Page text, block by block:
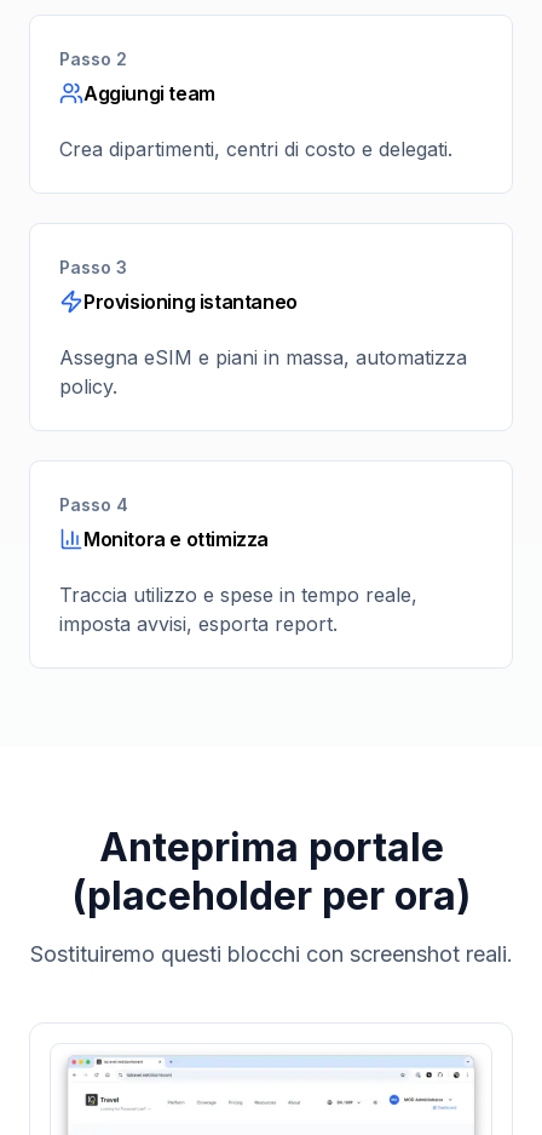
Passo 2
Aggiungi team
Crea dipartimenti, centri di costo e delegati.
Passo 3
Provisioning istantaneo
Assegna eSIM e piani in massa, automatizza
policy.
Passo 4
Monitora e ottimizza
Traccia utilizzo e spese in tempo reale,
imposta avvisi, esporta report.
Anteprima portale
(placeholder per ora)
Sostituiremo questi blocchi con screenshot reali.